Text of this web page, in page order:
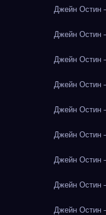
Джейн Остин
Джейн Остин
Джейн Остин
Джейн Остин
Джейн Остин
Джейн Остин
Джейн Остин
Джейн Остин
Джейн Остин